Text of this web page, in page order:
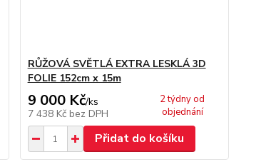
RŮŽOVÁ SVĚTLÁ EXTRA LESKLÁ 3D
FOLIE 152cm x 15m
9 000 Kč/ks
7 438 Kč bez DPH
2 týdny od
objednání
Přidat do košíku